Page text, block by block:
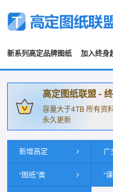
新系列高定品牌图纸 加入终身
高定图纸联盟 -
容量大于4TB 所有资
永久更新
新增高定 广
“图纸”类 “